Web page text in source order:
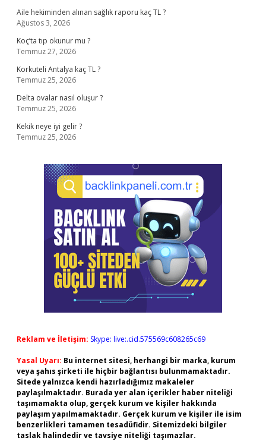
Aile hekiminden alınan sağlık raporu kaç TL ?
Ağustos 3, 2026
Koç’ta tıp okunur mu ?
Temmuz 27, 2026
Korkuteli Antalya kaç TL ?
Temmuz 25, 2026
Delta ovalar nasıl oluşur ?
Temmuz 25, 2026
Kekik neye iyi gelir ?
Temmuz 25, 2026
Reklam ve İletişim: Skype: live:.cid.575569c608265c69
Yasal Uyarı: Bu internet sitesi, herhangi bir marka, kurum
veya şahıs şirketi ile hiçbir bağlantısı bulunmamaktadır.
Sitede yalnızca kendi hazırladığımız makaleler
paylaşılmaktadır. Burada yer alan içerikler haber niteliği
taşımamakta olup, gerçek kurum ve kişiler hakkında
paylaşım yapılmamaktadır. Gerçek kurum ve kişiler ile isim
benzerlikleri tamamen tesadüfidir. Sitemizdeki bilgiler
taslak halindedir ve tavsiye niteliği taşımazlar.